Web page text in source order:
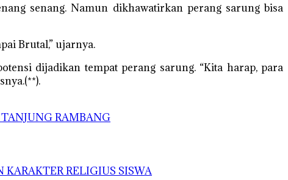
senang. Namun dikhawatirkan perang sarung bisa
Brutal,” ujarnya.
dijadikan tempat perang sarung. “Kita harap, para
RAMBANG
RELIGIUS SISWA